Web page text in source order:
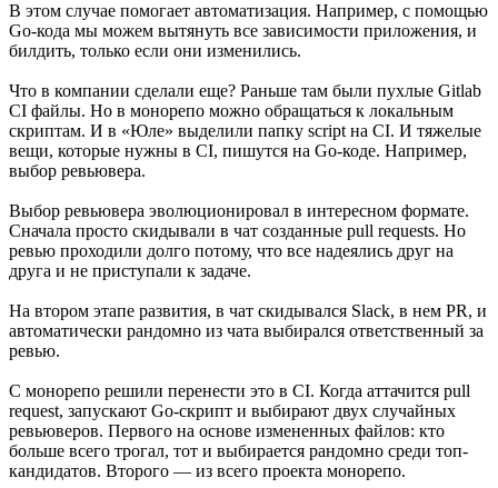
В этом случае помогает автоматизация. Например, с помощью
Go-кода мы можем вытянуть все зависимости приложения, и
билдить, только если они изменились.
Что в компании сделали еще? Раньше там были пухлые Gitlab
CI файлы. Но в монорепо можно обращаться к локальным
скриптам. И в «Юле» выделили папку script на CI. И тяжелые
вещи, которые нужны в CI, пишутся на Go-коде. Например,
выбор ревьювера.
Выбор ревьювера эволюционировал в интересном формате.
Сначала просто скидывали в чат созданные pull requests. Но
ревью проходили долго потому, что все надеялись друг на
друга и не приступали к задаче.
На втором этапе развития, в чат скидывался Slack, в нем PR, и
автоматически рандомно из чата выбирался ответственный за
ревью.
С монорепо решили перенести это в CI. Когда аттачится pull
request, запускают Go-скрипт и выбирают двух случайных
ревьюверов. Первого на основе измененных файлов: кто
больше всего трогал, тот и выбирается рандомно среди топ-
кандидатов. Второго — из всего проекта монорепо.